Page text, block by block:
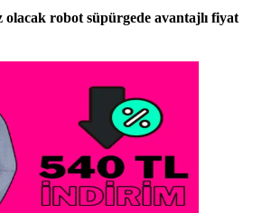
olacak robot süpürgede avantajlı fiyat